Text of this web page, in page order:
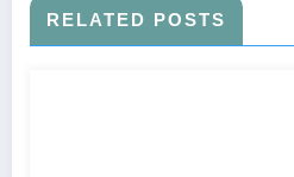
RELATED POSTS